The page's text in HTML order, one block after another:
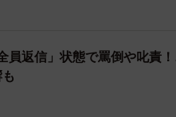
ことをしてしまってこのよ
を妬む友達の仕業ではない
合って欲しいといわれた友
員返信」状態で罵倒や叱責